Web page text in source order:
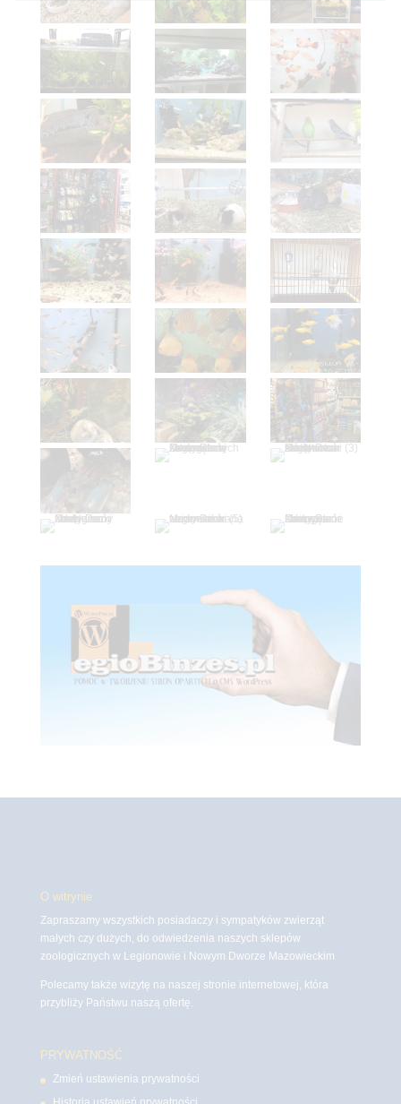
O witrynie
Zapraszamy wszystkich posiadaczy i sympatyków zwierząt
małych czy dużych, do odwiedzenia naszych sklepów
zoologicznych w Legionowie i Nowym Dworze Mazowieckim
Polecamy także wizytę na naszej stronie internetowej, która
przybliży Państwu naszą ofertę.
PRYWATNOŚĆ
Zmień ustawienia prywatności